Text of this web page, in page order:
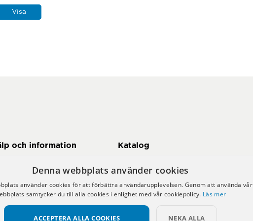
Visa
och information
konto
och leveransvillkor
hos oss
Katalog
katalog
Hållbarhetsrapport
Hållbarhetsrapport
Denna webbplats använder cookies
använder cookies för att förbättra användarupplevelsen. Genom att använda vår
samtycker du till alla cookies i enlighet med vår cookiepolicy. Läs mer
ACCEPTERA ALLA COOKIES NEKA ALLA